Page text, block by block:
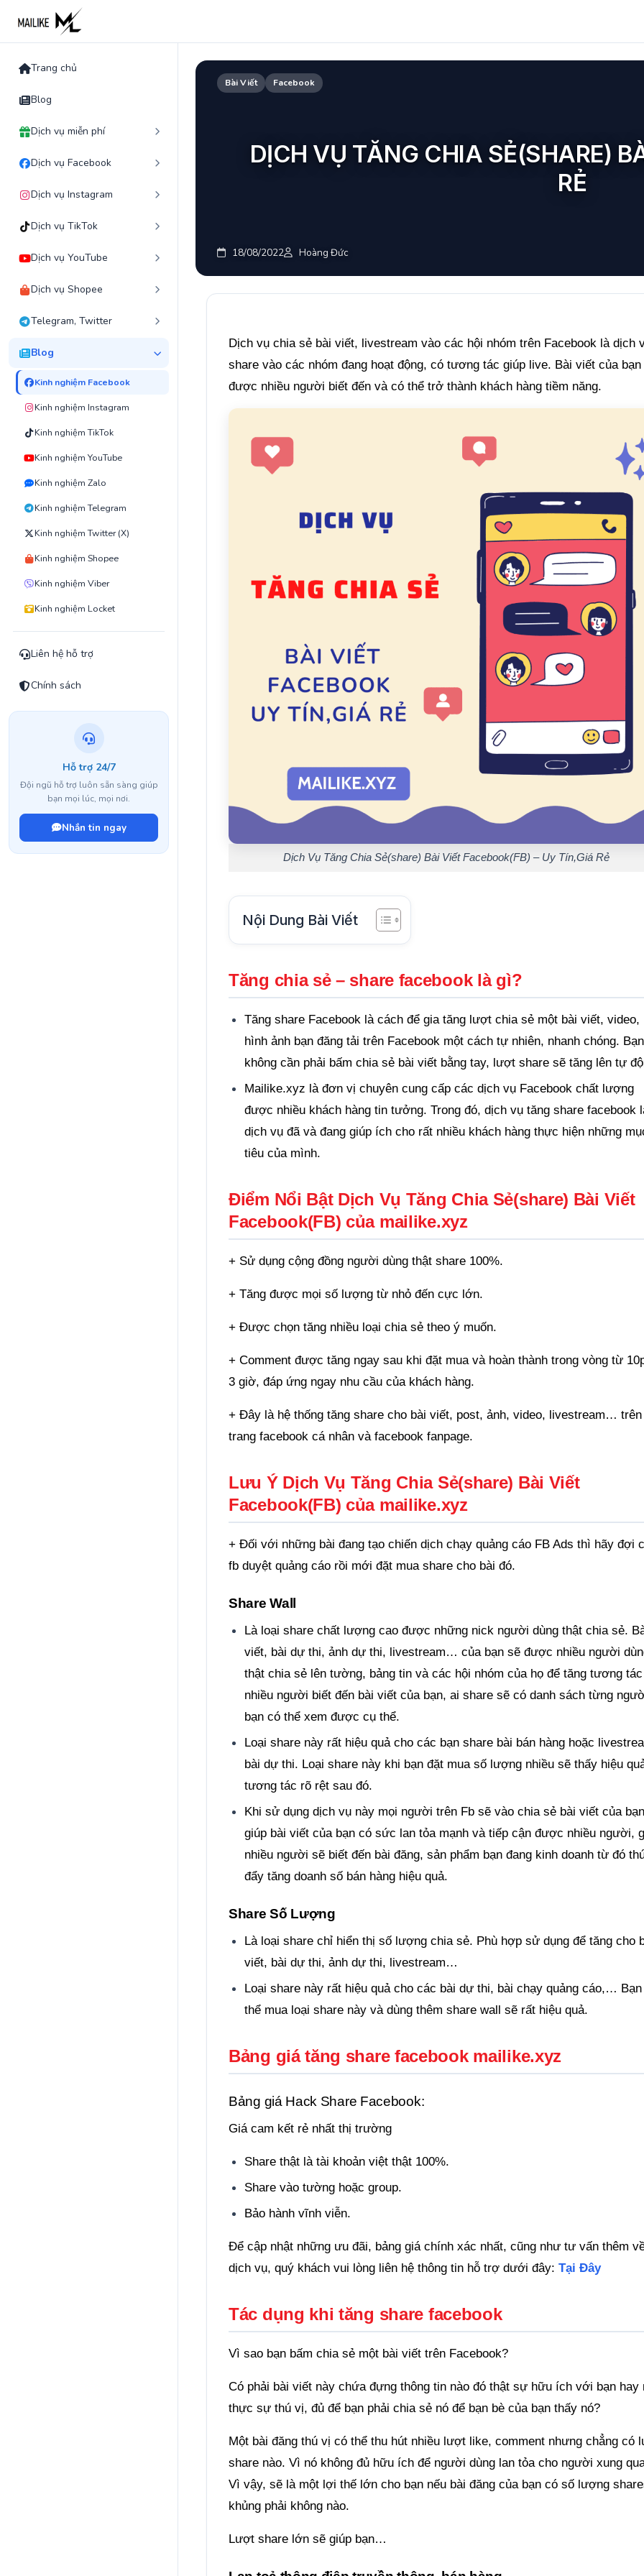
content
Trang chủ
Blog
Dịch vụ miễn phí
Dịch vụ Facebook
Dịch vụ Instagram
Dịch vụ TikTok
Dịch vụ YouTube
Dịch vụ Shopee
Telegram, Twitter
Blog
Kinh nghiệm Facebook
Kinh nghiệm Instagram
Kinh nghiệm TikTok
Kinh nghiệm YouTube
Kinh nghiệm Zalo
Kinh nghiệm Telegram
Kinh nghiệm Twitter (X)
Kinh nghiệm Shopee
Kinh nghiệm Viber
Kinh nghiệm Locket
Liên hệ hỗ trợ
Chính sách
Hỗ trợ 24/7
Đội ngũ hỗ trợ luôn sẵn sàng giúp
bạn mọi lúc, mọi nơi.
Nhắn tin ngay
Bài Viết Facebook
DỊCH VỤ TĂNG CHIA SẺ(SHARE)
RẺ
18/08/2022 Hoàng Đức
Dịch vụ chia sẻ bài viết, livestream vào các hội nhóm trên Facebook là dịch
share vào các nhóm đang hoạt động, có tương tác giúp live. Bài viết của bạn
được nhiều người biết đến và có thể trở thành khách hàng tiềm năng.
Dịch Vụ Tăng Chia Sẻ(share) Bài Viết Facebook(FB) – Uy Tín,Giá Rẻ
Nội Dung Bài Viết
Tăng chia sẻ – share facebook là gì?
Tăng share Facebook là cách để gia tăng lượt chia sẻ một bài viết, video,
hình ảnh bạn đăng tải trên Facebook một cách tự nhiên, nhanh chóng. Bạn
không cần phải bấm chia sẻ bài viết bằng tay, lượt share sẽ tăng lên tự
Mailike.xyz là đơn vị chuyên cung cấp các dịch vụ Facebook chất lượng
được nhiều khách hàng tin tưởng. Trong đó, dịch vụ tăng share facebook
dịch vụ đã và đang giúp ích cho rất nhiều khách hàng thực hiện những
tiêu của mình.
Điểm Nổi Bật Dịch Vụ Tăng Chia Sẻ(share) Bài Viết
Facebook(FB) của mailike.xyz
+ Sử dụng cộng đồng người dùng thật share 100%.
+ Tăng được mọi số lượng từ nhỏ đến cực lớn.
+ Được chọn tăng nhiều loại chia sẻ theo ý muốn.
+ Comment được tăng ngay sau khi đặt mua và hoàn thành trong vòng từ
3 giờ, đáp ứng ngay nhu cầu của khách hàng.
+ Đây là hệ thống tăng share cho bài viết, post, ảnh, video, livestream… trên
trang facebook cá nhân và facebook fanpage.
Lưu Ý Dịch Vụ Tăng Chia Sẻ(share) Bài Viết
Facebook(FB) của mailike.xyz
+ Đối với những bài đang tạo chiến dịch chạy quảng cáo FB Ads thì hãy đợi
fb duyệt quảng cáo rồi mới đặt mua share cho bài đó.
Share Wall
Là loại share chất lượng cao được những nick người dùng thật chia sẻ.
viết, bài dự thi, ảnh dự thi, livestream… của bạn sẽ được nhiều người
thật chia sẻ lên tường, bảng tin và các hội nhóm của họ để tăng tương
nhiều người biết đến bài viết của bạn, ai share sẽ có danh sách từng
bạn có thể xem được cụ thể.
Loại share này rất hiệu quả cho các bạn share bài bán hàng hoặc
bài dự thi. Loại share này khi bạn đặt mua số lượng nhiều sẽ thấy hiệu
tương tác rõ rệt sau đó.
Khi sử dụng dịch vụ này mọi người trên Fb sẽ vào chia sẻ bài viết của bạn
giúp bài viết của bạn có sức lan tỏa mạnh và tiếp cận được nhiều người,
nhiều người sẽ biết đến bài đăng, sản phẩm bạn đang kinh doanh từ đó
đẩy tăng doanh số bán hàng hiệu quả.
Share Số Lượng
Là loại share chỉ hiển thị số lượng chia sẻ. Phù hợp sử dụng để tăng cho
viết, bài dự thi, ảnh dự thi, livestream…
Loại share này rất hiệu quả cho các bài dự thi, bài chạy quảng cáo,…
thể mua loại share này và dùng thêm share wall sẽ rất hiệu quả.
Bảng giá tăng share facebook mailike.xyz
Bảng giá Hack Share Facebook:
Giá cam kết rẻ nhất thị trường
Share thật là tài khoản việt thật 100%.
Share vào tường hoặc group.
Bảo hành vĩnh viễn.
Để cập nhật những ưu đãi, bảng giá chính xác nhất, cũng như tư vấn thêm
dịch vụ, quý khách vui lòng liên hệ thông tin hỗ trợ dưới đây: Tại Đây
Tác dụng khi tăng share facebook
Vì sao bạn bấm chia sẻ một bài viết trên Facebook?
Có phải bài viết này chứa đựng thông tin nào đó thật sự hữu ích với bạn hay
thực sự thú vị, đủ để bạn phải chia sẻ nó để bạn bè của bạn thấy nó?
Một bài đăng thú vị có thể thu hút nhiều lượt like, comment nhưng chẳng có
share nào. Vì nó không đủ hữu ích để người dùng lan tỏa cho người xung
Vì vậy, sẽ là một lợi thế lớn cho bạn nếu bài đăng của bạn có số lượng
khủng phải không nào.
Lượt share lớn sẽ giúp bạn…